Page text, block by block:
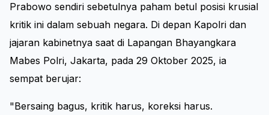
Prabowo sendiri sebetulnya paham betul posisi krusial
kritik ini dalam sebuah negara. Di depan Kapolri dan
jajaran kabinetnya saat di Lapangan Bhayangkara
Mabes Polri, Jakarta, pada 29 Oktober 2025, ia
sempat berujar:
"Bersaing bagus, kritik harus, koreksi harus.